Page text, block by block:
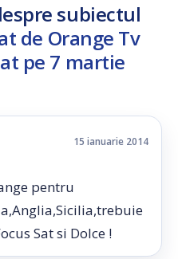
subiectul
de Orange Tv
pe 7 martie
15 ianuarie 2014
pentru
Sat si Dolce !